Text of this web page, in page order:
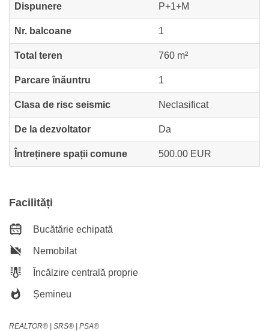
Dispunere P+1+M
Nr. balcoane 1
Total teren 760 m²
Parcare înăuntru 1
Clasa de risc seismic Neclasificat
De la dezvoltator Da
Întreținere spații comune 500.00 EUR
Facilități
Bucătărie echipată
Nemobilat
Încălzire centrală proprie
Șemineu
REALTOR®️ | SRS®️ | PSA®️